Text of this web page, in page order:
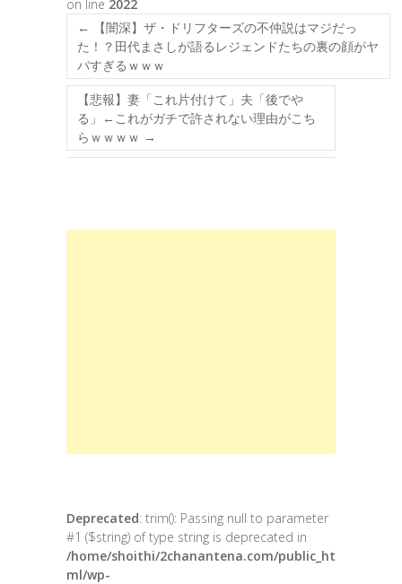
on line 2022
←
【闇深】ザ・ドリフターズの不仲説はマジだっ
た！？田代まさしが語るレジェンドたちの裏の顔がヤ
バすぎるｗｗｗ
【悲報】妻「これ片付けて」夫「後でや
る」←これがガチで許されない理由がこち
らｗｗｗｗ →
Deprecated: trim(): Passing null to parameter
#1 ($string) of type string is deprecated in
/home/shoithi/2chanantena.com/public_ht
ml/wp-